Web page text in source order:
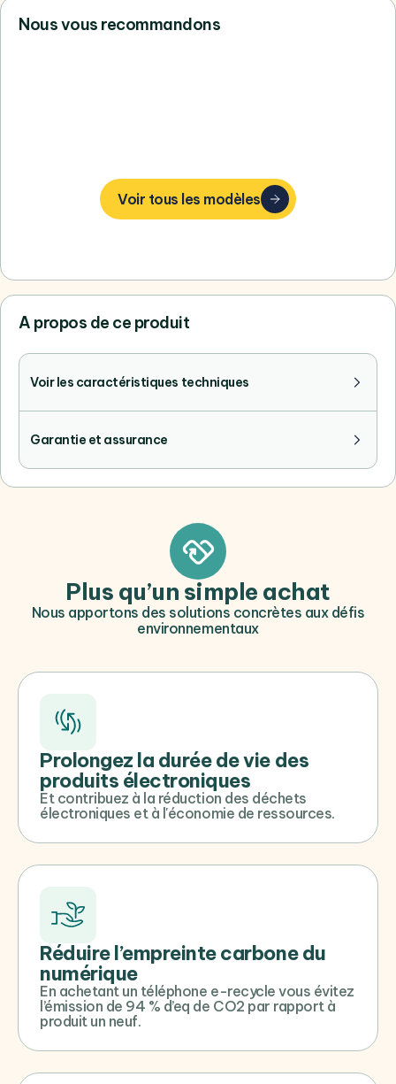
Nous vous recommandons
Voir tous les modèles
A propos de ce produit
Voir les caractéristiques techniques
Garantie et assurance
Plus qu’un simple achat
Nous apportons des solutions concrètes aux défis
environnementaux
Prolongez la durée de vie des
produits électroniques
Et contribuez à la réduction des déchets
électroniques et à l'économie de ressources.
Réduire l’empreinte carbone du
numérique
En achetant un téléphone e-recycle vous évitez
l’émission de 94 % d’eq de CO2 par rapport à
produit un neuf.